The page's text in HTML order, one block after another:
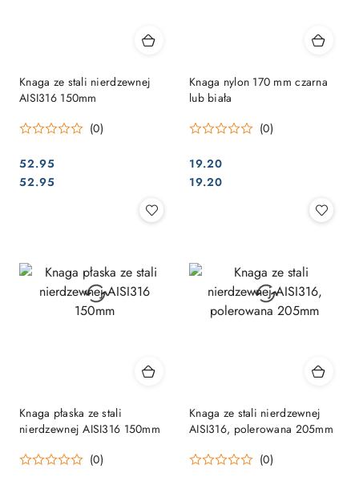
Knaga ze stali nierdzewnej
AISI316 150mm
(0)
Cena:
52.95
Cena:
52.95
Knaga nylon 170 mm czarna
lub biała
(0)
Cena:
19.20
Cena:
19.20
Knaga płaska ze stali
nierdzewnej AISI316 150mm
(0)
Knaga ze stali nierdzewnej
AISI316, polerowana 205mm
(0)